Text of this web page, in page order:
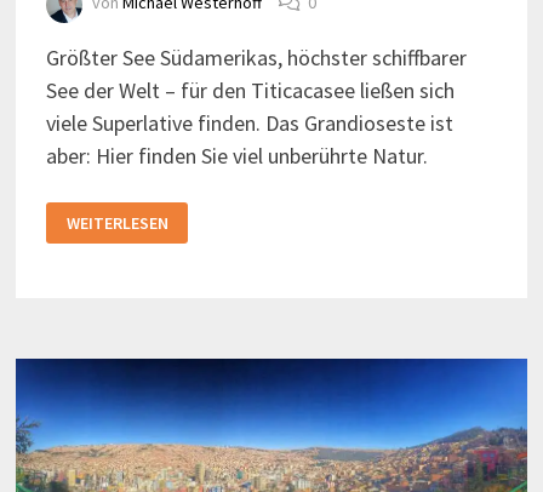
Größter See Südamerikas, höchster schiffbarer
See der Welt – für den Titicacasee ließen sich
viele Superlative finden. Das Grandioseste ist
aber: Hier finden Sie viel unberührte Natur.
TITICACA-
SEE
WEITERLESEN